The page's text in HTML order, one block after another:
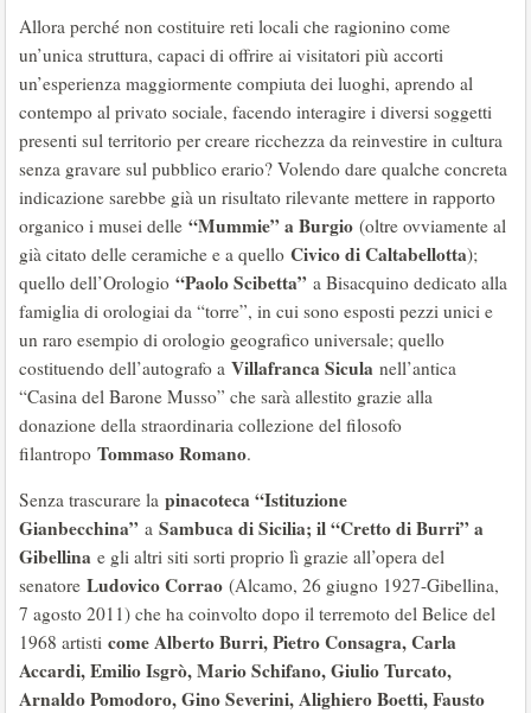
Allora perché non costituire reti locali che ragionino come
un’unica struttura, capaci di offrire ai visitatori più accorti
un’esperienza maggiormente compiuta dei luoghi, aprendo al
contempo al privato sociale, facendo interagire i diversi soggetti
presenti sul territorio per creare ricchezza da reinvestire in cultura
senza gravare sul pubblico erario? Volendo dare qualche concreta
indicazione sarebbe già un risultato rilevante mettere in rapporto
organico i musei delle “Mummie” a Burgio (oltre ovviamente al
già citato delle ceramiche e a quello Civico di Caltabellotta);
quello dell’Orologio “Paolo Scibetta” a Bisacquino dedicato alla
famiglia di orologiai da “torre”, in cui sono esposti pezzi unici e
un raro esempio di orologio geografico universale; quello
costituendo dell’autografo a Villafranca Sicula nell’antica
“Casina del Barone Musso” che sarà allestito grazie alla
donazione della straordinaria collezione del filosofo
filantropo Tommaso Romano.
Senza trascurare la pinacoteca “Istituzione
Gianbecchina” a Sambuca di Sicilia; il “Cretto di Burri” a
Gibellina e gli altri siti sorti proprio lì grazie all’opera del
senatore Ludovico Corrao (Alcamo, 26 giugno 1927-Gibellina,
7 agosto 2011) che ha coinvolto dopo il terremoto del Belice del
1968 artisti come Alberto Burri, Pietro Consagra, Carla
Accardi, Emilio Isgrò, Mario Schifano, Giulio Turcato,
Arnaldo Pomodoro, Gino Severini, Alighiero Boetti, Fausto